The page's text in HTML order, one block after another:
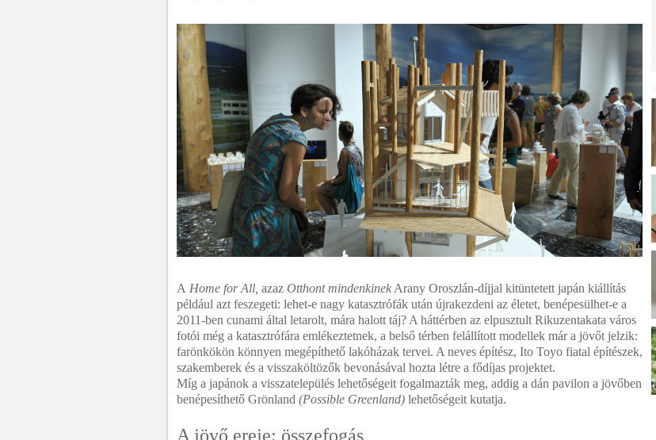
A Home for All, azaz Otthont mindenkinek Arany Oroszlán-díjjal kitüntetett japán kiállítás
például azt feszegeti: lehet-e nagy katasztrófák után újrakezdeni az életet, benépesülhet-e a
2011-ben cunami által letarolt, mára halott táj? A háttérben az elpusztult Rikuzentakata város
fotói még a katasztrófára emlékeztetnek, a belső térben felállított modellek már a jövőt jelzik:
farönkökön könnyen megépíthető lakóházak tervei. A neves építész, Ito Toyo fiatal építészek,
szakemberek és a visszaköltözők bevonásával hozta létre a fődíjas projektet.
Míg a japánok a visszatelepülés lehetőségeit fogalmazták meg, addig a dán pavilon a jövőben
benépesíthető Grönland (Possible Greenland) lehetőségeit kutatja.
A jövő ereje: összefogás